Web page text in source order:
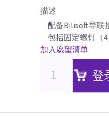
描述
配备Bilisoft导联
包括固定螺钉（
加入愿望清单
登